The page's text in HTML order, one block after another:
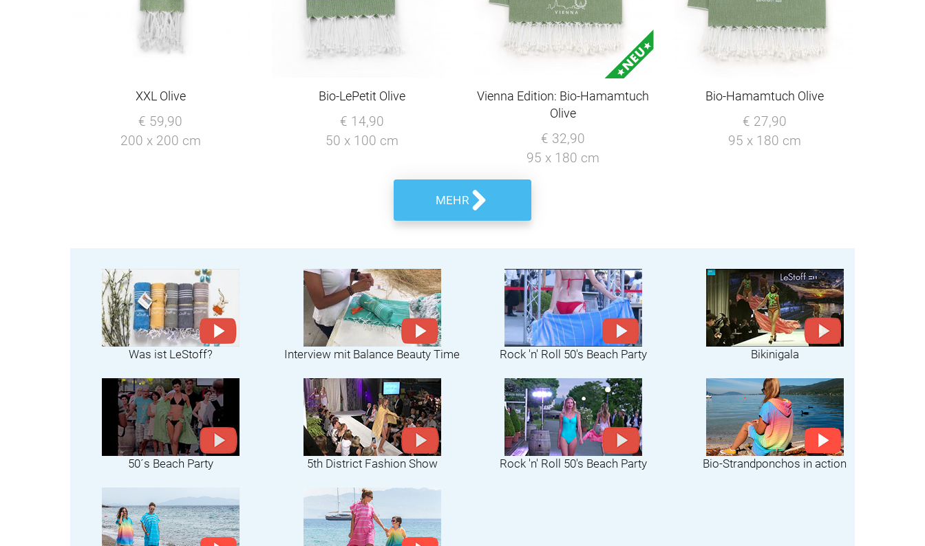
XXL Olive
€ 59,90
200 x 200 cm
Bio-LePetit Olive
€ 14,90
50 x 100 cm
Vienna Edition: Bio-Hamamtuch
Olive
€ 32,90
95 x 180 cm
Bio-Hamamtuch Olive
€ 27,90
95 x 180 cm
MEHR
Was ist LeStoff? Interview mit Balance Beauty Time Rock 'n' Roll 50's Beach Party Bikinigala
50´s Beach Party 5th District Fashion Show Rock 'n' Roll 50's Beach Party Bio-Strandponchos in action